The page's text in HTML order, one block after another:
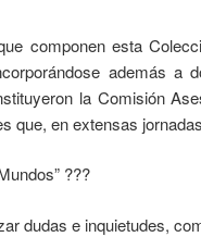
componen esta
además a
la Comisión
que, en extensas
???
dudas e inquietudes,